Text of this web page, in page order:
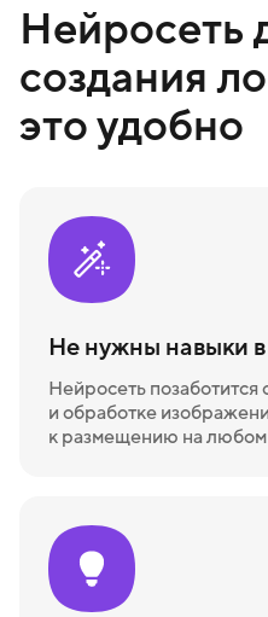
Нейросеть
создания
это удобно
Не нужны навыки
Нейросеть позаботится
и обработке
к размещению на любом